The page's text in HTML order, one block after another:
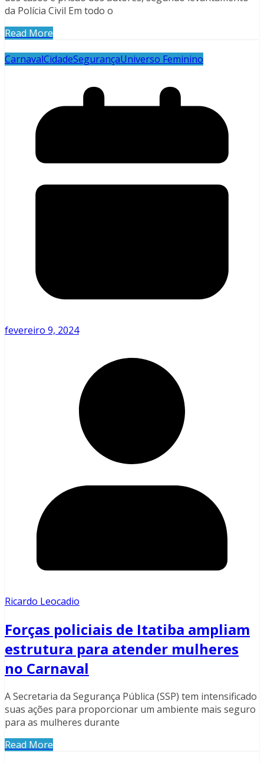
da Polícia Civil Em todo o
Read More
CarnavalCidadeSegurançaUniverso Feminino
fevereiro 9, 2024
Ricardo Leocadio
Forças policiais de Itatiba ampliam
estrutura para atender mulheres
no Carnaval
A Secretaria da Segurança Pública (SSP) tem intensificado
suas ações para proporcionar um ambiente mais seguro
para as mulheres durante
Read More